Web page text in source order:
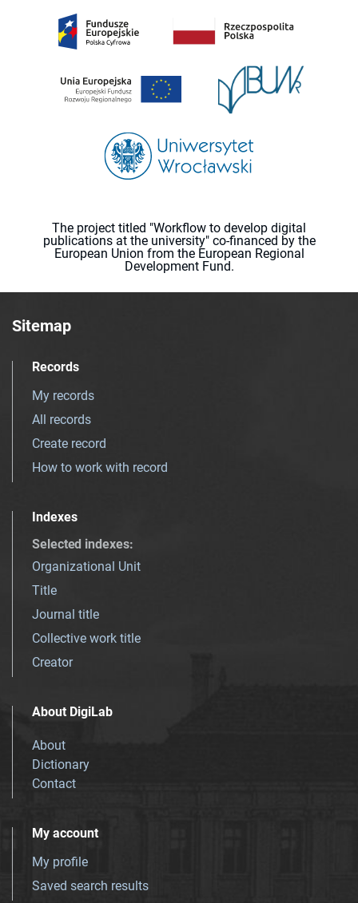
The project titled "Workflow to develop digital
publications at the university" co-financed by the
European Union from the European Regional
Development Fund.
Sitemap
Records
My records
All records
Create record
How to work with record
Indexes
Selected indexes:
Organizational Unit
Title
Journal title
Collective work title
Creator
About DigiLab
About
Dictionary
Contact
My account
My profile
Saved search results